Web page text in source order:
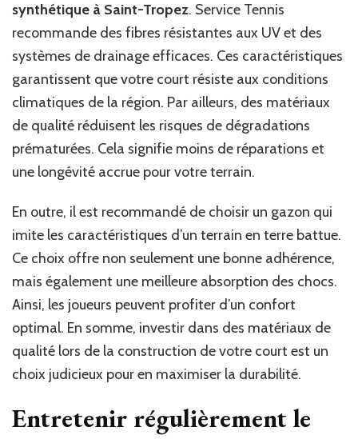
synthétique à Saint-Tropez. Service Tennis
recommande des fibres résistantes aux UV et des
systèmes de drainage efficaces. Ces caractéristiques
garantissent que votre court résiste aux conditions
climatiques de la région. Par ailleurs, des matériaux
de qualité réduisent les risques de dégradations
prématurées. Cela signifie moins de réparations et
une longévité accrue pour votre terrain.
En outre, il est recommandé de choisir un gazon qui
imite les caractéristiques d’un terrain en terre battue.
Ce choix offre non seulement une bonne adhérence,
mais également une meilleure absorption des chocs.
Ainsi, les joueurs peuvent profiter d’un confort
optimal. En somme, investir dans des matériaux de
qualité lors de la construction de votre court est un
choix judicieux pour en maximiser la durabilité.
Entretenir régulièrement le